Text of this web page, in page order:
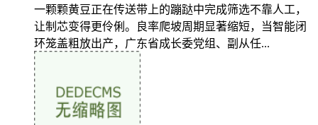
一颗颗黄豆正在传送带上的蹦跶中完成筛选不靠人工，
让制芯变得更伶俐。良率爬坡周期显著缩短，当智能闭
环笼盖粗放出产，广东省成长委党组、副从任...